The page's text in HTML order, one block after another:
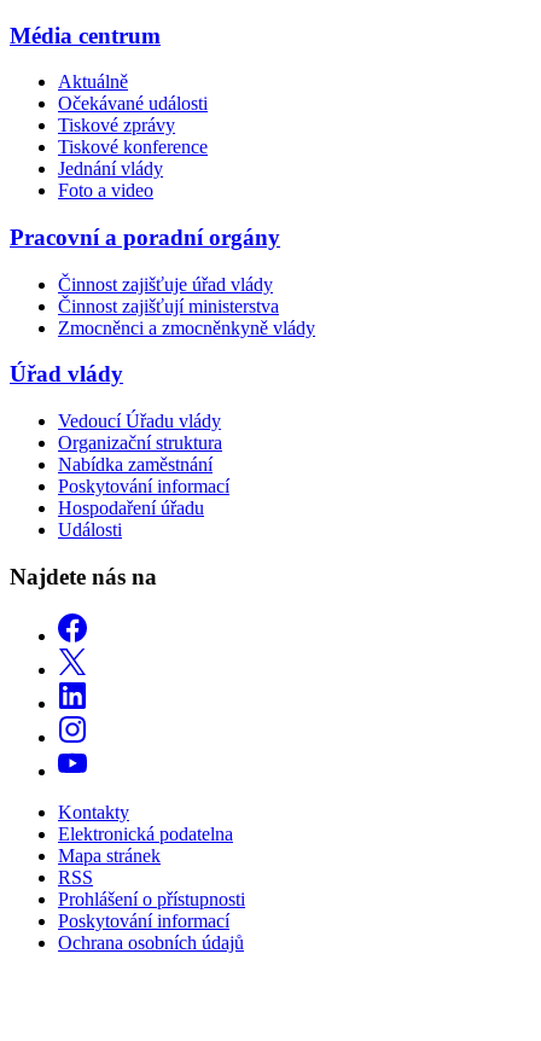
Média centrum
Aktuálně
Očekávané události
Tiskové zprávy
Tiskové konference
Jednání vlády
Foto a video
Pracovní a poradní orgány
Činnost zajišťuje úřad vlády
Činnost zajišťují ministerstva
Zmocněnci a zmocněnkyně vlády
Úřad vlády
Vedoucí Úřadu vlády
Organizační struktura
Nabídka zaměstnání
Poskytování informací
Hospodaření úřadu
Události
Najdete nás na
Kontakty
Elektronická podatelna
Mapa stránek
RSS
Prohlášení o přístupnosti
Poskytování informací
Ochrana osobních údajů